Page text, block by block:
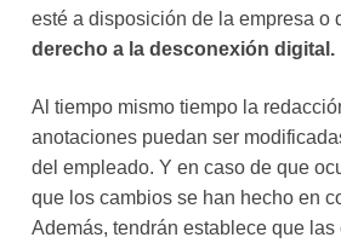
esté a disposición de la empresa o
derecho a la desconexión digital.
Al tiempo mismo tiempo la
anotaciones puedan ser
del empleado. Y en caso de que
que los cambios se han hecho en
Además, tendrán establece que las